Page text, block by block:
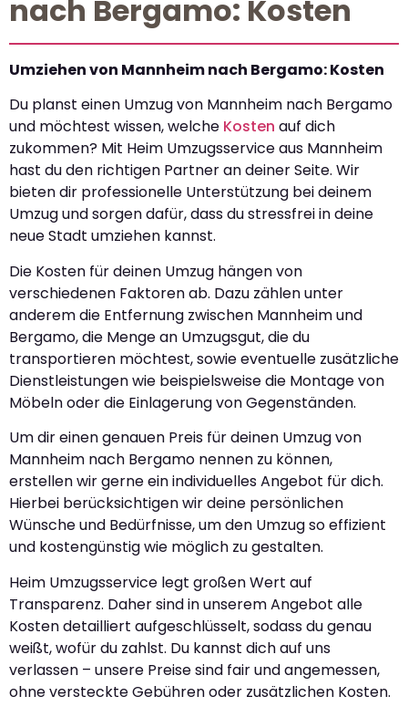
nach Bergamo: Kosten
Umziehen von Mannheim nach Bergamo: Kosten
Du planst einen Umzug von Mannheim nach Bergamo
und möchtest wissen, welche Kosten auf dich
zukommen? Mit Heim Umzugsservice aus Mannheim
hast du den richtigen Partner an deiner Seite. Wir
bieten dir professionelle Unterstützung bei deinem
Umzug und sorgen dafür, dass du stressfrei in deine
neue Stadt umziehen kannst.
Die Kosten für deinen Umzug hängen von
verschiedenen Faktoren ab. Dazu zählen unter
anderem die Entfernung zwischen Mannheim und
Bergamo, die Menge an Umzugsgut, die du
transportieren möchtest, sowie eventuelle zusätzliche
Dienstleistungen wie beispielsweise die Montage von
Möbeln oder die Einlagerung von Gegenständen.
Um dir einen genauen Preis für deinen Umzug von
Mannheim nach Bergamo nennen zu können,
erstellen wir gerne ein individuelles Angebot für dich.
Hierbei berücksichtigen wir deine persönlichen
Wünsche und Bedürfnisse, um den Umzug so effizient
und kostengünstig wie möglich zu gestalten.
Heim Umzugsservice legt großen Wert auf
Transparenz. Daher sind in unserem Angebot alle
Kosten detailliert aufgeschlüsselt, sodass du genau
weißt, wofür du zahlst. Du kannst dich auf uns
verlassen – unsere Preise sind fair und angemessen,
ohne versteckte Gebühren oder zusätzlichen Kosten.